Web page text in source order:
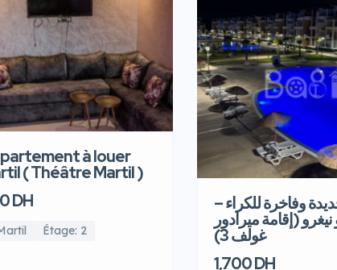
à louer
( Théâtre Martil )
DH
Étage: 2
وفاخرة للكراء –
نيغرو (إقامة ميرادور
غولف 3)
1,700 DH